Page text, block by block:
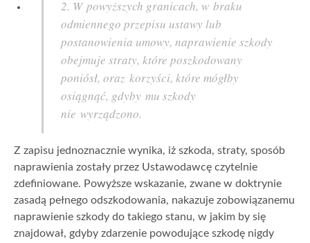
2. W powyższych granicach, w braku
odmiennego przepisu ustawy lub
postanowienia umowy, naprawienie szkody
obejmuje straty, które poszkodowany
poniósł, oraz korzyści, które mógłby
osiągnąć, gdyby mu szkody
nie wyrządzono.
Z zapisu jednoznacznie wynika, iż szkoda, straty, sposób
naprawienia zostały przez Ustawodawcę czytelnie
zdefiniowane. Powyższe wskazanie, zwane w doktrynie
zasadą pełnego odszkodowania, nakazuje zobowiązanemu
naprawienie szkody do takiego stanu, w jakim by się
znajdował, gdyby zdarzenie powodujące szkodę nigdy